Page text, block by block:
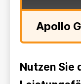
Apollo
Nutzen Sie